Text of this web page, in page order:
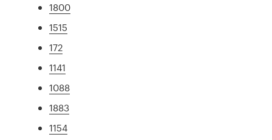
1800
1515
172
1141
1088
1883
1154